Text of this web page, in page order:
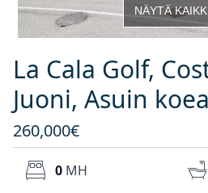
NÄYTÄ
La Cala Golf,
Juoni, Asuin
260,000€
0 MH